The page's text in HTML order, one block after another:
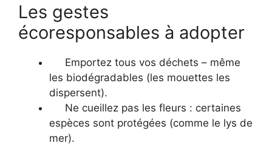
Les gestes
écoresponsables à adopter
Emportez tous vos déchets – même
les biodégradables (les mouettes les
dispersent).
Ne cueillez pas les fleurs : certaines
espèces sont protégées (comme le lys de
mer).